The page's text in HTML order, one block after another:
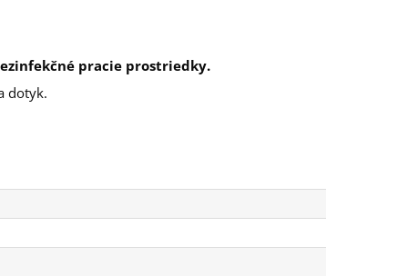
pracie prostriedky.
dotyk.